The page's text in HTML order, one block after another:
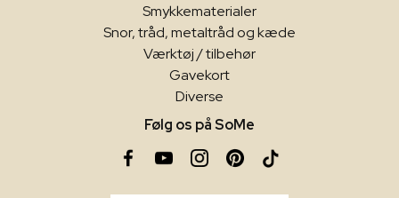
Smykkematerialer
Snor, tråd, metaltråd og kæde
Værktøj / tilbehør
Gavekort
Diverse
Følg os på SoMe